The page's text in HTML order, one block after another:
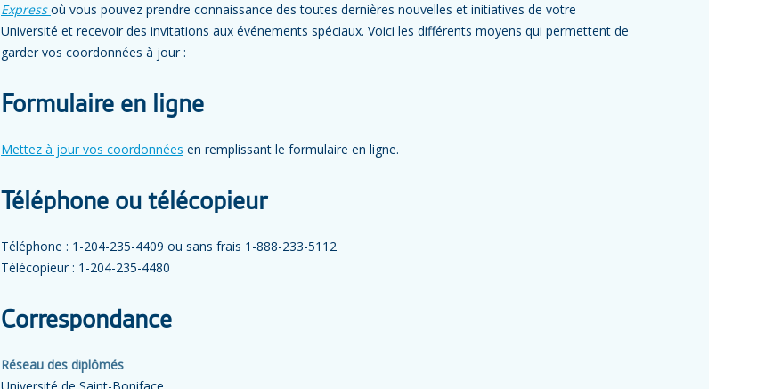
Express où vous pouvez prendre connaissance des toutes dernières nouvelles et initiatives de votre
Université et recevoir des invitations aux événements spéciaux. Voici les différents moyens qui permettent de
garder vos coordonnées à jour :
Formulaire en ligne
Mettez à jour vos coordonnées en remplissant le formulaire en ligne.
Téléphone ou télécopieur
Téléphone : 1-204-235-4409 ou sans frais 1-888-233-5112
Télécopieur : 1-204-235-4480
Correspondance
Réseau des diplômés